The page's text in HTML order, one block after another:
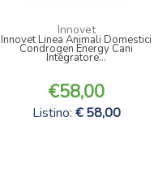
Innovet
Innovet Linea Animali Domestici
Condrogen Energy Cani
Integratore...
58,00
Listino: 58,00